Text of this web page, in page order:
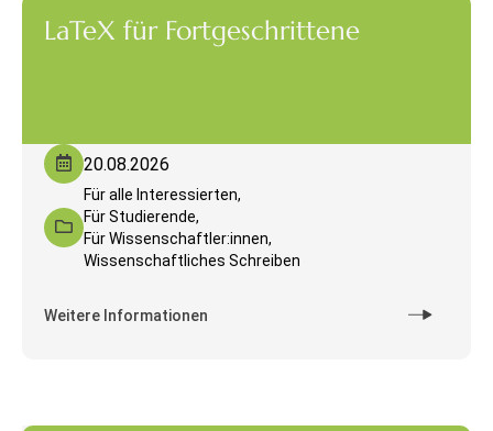
LaTeX für Fortgeschrittene
20.08.2026
Für alle Interessierten,
Für Studierende,
Für Wissenschaftler:innen,
Wissenschaftliches Schreiben
Weitere Informationen